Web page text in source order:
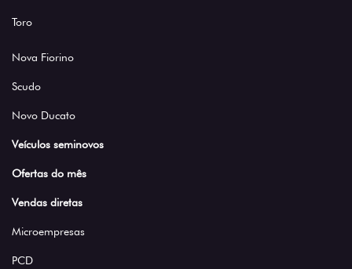
Toro
Nova Fiorino
Scudo
Novo Ducato
Veículos seminovos
Ofertas do mês
Vendas diretas
Microempresas
PCD